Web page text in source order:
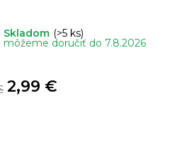
Skladom (>5 ks)
môžeme doručiť do 7.8.2026
2,99 €